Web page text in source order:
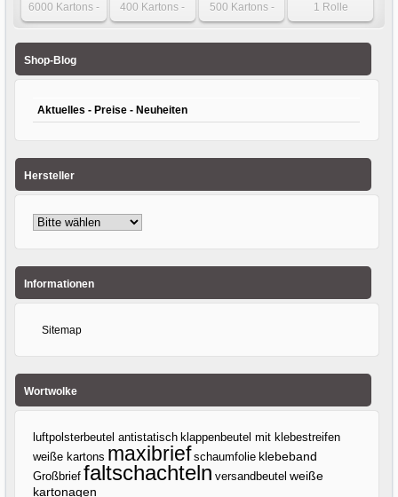
6000 Kartons -
Karton 130 x 110
weiß
400 Kartons -
Karton 590 x 390
500 Kartons -
Karton 488 x 250
1 Rolle
Luftpolsterfolie
Shop-Blog
Aktuelles - Preise - Neuheiten
Hersteller
Informationen
Sitemap
Wortwolke
luftpolsterbeutel antistatisch klappenbeutel mit klebestreifen
weiße kartons maxibrief schaumfolie klebeband
Großbrief faltschachteln versandbeutel weiße
kartonagen